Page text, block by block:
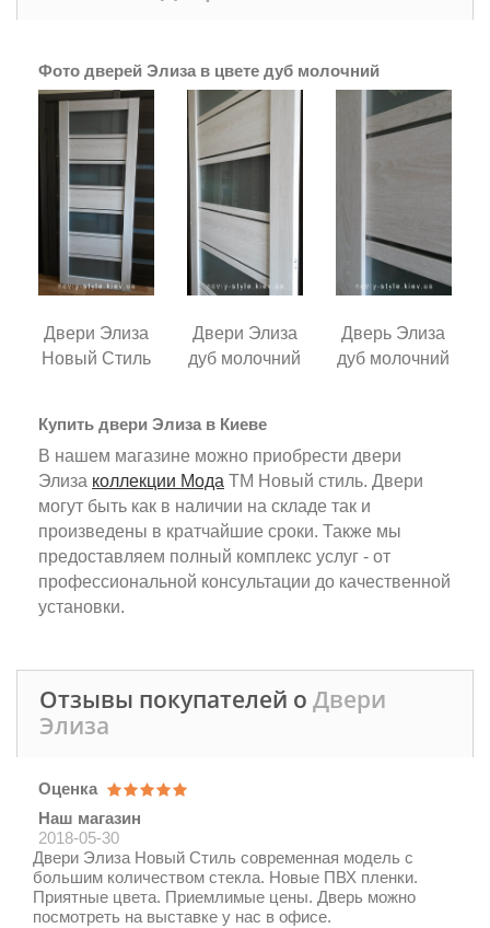
Фото дверей Элиза в цвете дуб молочний
Двери Элиза
Новый Стиль
Двери Элиза
дуб молочний
Дверь Элиза
дуб молочний
Купить двери Элиза в Киеве
В нашем магазине можно приобрести двери
Элиза коллекции Мода ТМ Новый стиль. Двери
могут быть как в наличии на складе так и
произведены в кратчайшие сроки. Также мы
предоставляем полный комплекс услуг - от
профессиональной консультации до качественной
установки.
Отзывы покупателей о Двери
Элиза
Оценка
Наш магазин
2018-05-30
Двери Элиза Новый Стиль современная модель с
большим количеством стекла. Новые ПВХ пленки.
Приятные цвета. Приемлимые цены. Дверь можно
посмотреть на выставке у нас в офисе.